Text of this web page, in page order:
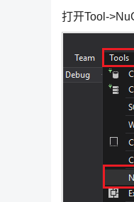
打开Tool-